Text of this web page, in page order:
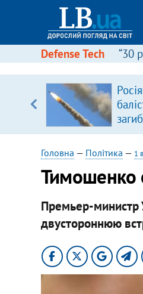
Defense Tech “30
Головна — Політика — 1
Тимошенко
Премьер-министр
двустороннюю